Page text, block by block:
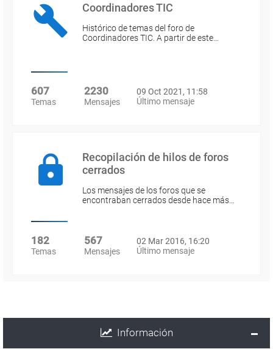
Coordinadores TIC
Histórico de temas del foro de
Coordinadores TIC. A partir de este…
607
Temas
2230
Mensajes
09 Oct 2021, 11:58
Último mensaje
Recopilación de hilos de foros
cerrados
Los mensajes de los foros que se
encontraban cerrados desde hace más…
182
Temas
567
Mensajes
02 Mar 2016, 16:20
Último mensaje
Información